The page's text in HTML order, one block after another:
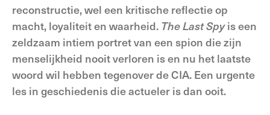
reconstructie, wel een kritische reflectie op
macht, loyaliteit en waarheid. The Last Spyis een
zeldzaam intiem portret van een spion die zijn
menselijkheid nooit verloren is en nu het laatste
woord wil hebben tegenover de CIA. Een urgente
les in geschiedenis die actueler is dan ooit.